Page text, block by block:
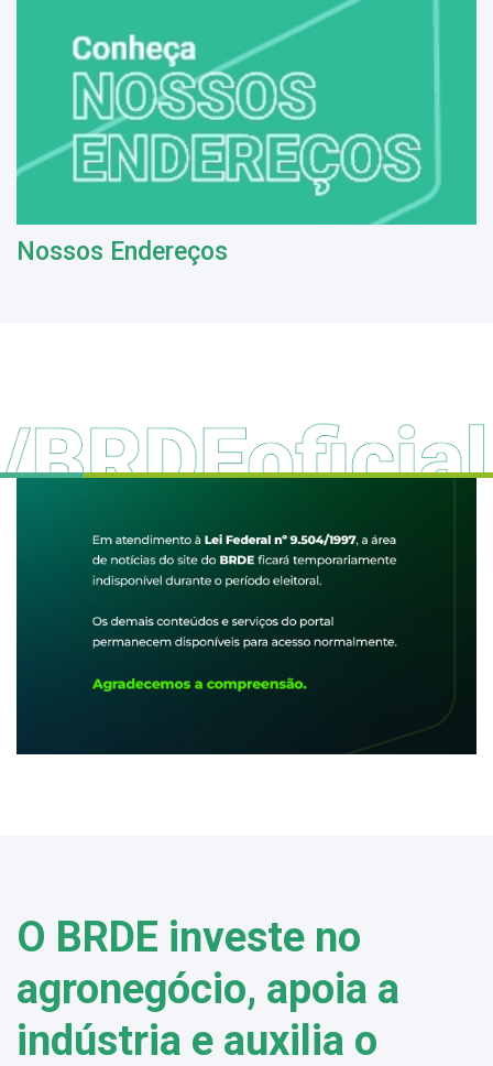
Nossos Endereços
O BRDE investe no
agronegócio, apoia a
indústria e auxilia o